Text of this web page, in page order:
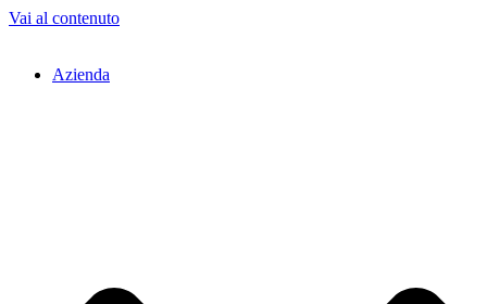
Vai al contenuto
Azienda